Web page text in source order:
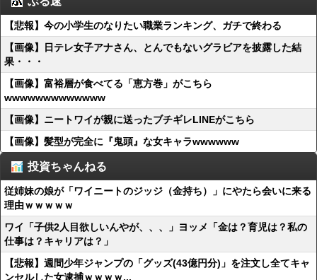
【悲報】今の小学生のなりたい職業ランキング、ガチで終わる
【画像】日テレ女子アナさん、とんでもないグラビアを披露した結
果・・・
【画像】富裕層が食べてる「恵方巻」がこちら
wwwwwwwwwwwww
【画像】ニートワイが親に送ったブチギレLINEがこちら
【画像】髪型が完全に『鬼頭』な女キャラwwwwww
投資ちゃんねる
従姉妹の娘が「ワイニートのジッジ（金持ち）」にやたら会いに来る
理由ｗｗｗｗｗ
ワイ「子供2人目欲しいんやが、、、」ヨッメ「金は？育児は？私の
仕事は？キャリアは？」
【悲報】週間少年ジャンプの「グッズ(43億円分)」を注文し全てキャ
ンセルした女逮捕ｗｗｗｗ...